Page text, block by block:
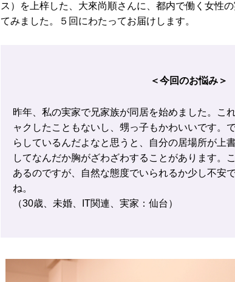
ス）を上梓した、大來尚順さんに、都内で働く女性
てみました。５回にわたってお届けします。
＜今回のお悩み＞
昨年、私の実家で兄家族が同居を始めました。こ
ャクしたこともないし、甥っ子もかわいいです。
らしているんだよなと思うと、自分の居場所が上
してなんだか胸がざわざわすることがあります。
あるのですが、自然な態度でいられるか少し不安
ね。
（30歳、未婚、IT関連、実家：仙台）